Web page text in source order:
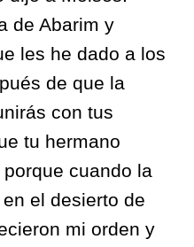
de Abarim y
les he dado a los
de que la
con tus
tu hermano
cuando la
el desierto de
mi orden y